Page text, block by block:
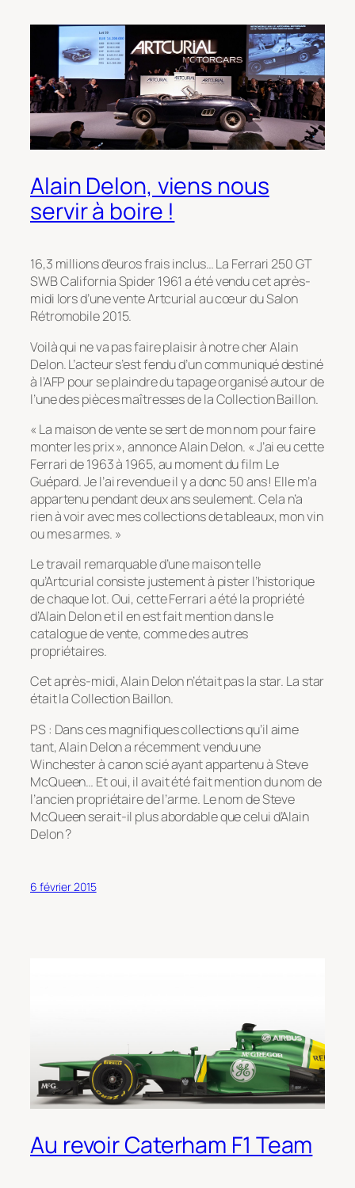
Alain Delon, viens nous
servir à boire !
16,3 millions d’euros frais inclus… La Ferrari 250 GT
SWB California Spider 1961 a été vendu cet après-
midi lors d’une vente Artcurial au cœur du Salon
Rétromobile 2015.
Voilà qui ne va pas faire plaisir à notre cher Alain
Delon. L’acteur s’est fendu d’un communiqué destiné
à l’AFP pour se plaindre du tapage organisé autour de
l’une des pièces maîtresses de la Collection Baillon.
« La maison de vente se sert de mon nom pour faire
monter les prix », annonce Alain Delon. « J’ai eu cette
Ferrari de 1963 à 1965, au moment du film Le
Guépard. Je l’ai revendue il y a donc 50 ans ! Elle m’a
appartenu pendant deux ans seulement. Cela n’a
rien à voir avec mes collections de tableaux, mon vin
ou mes armes. »
Le travail remarquable d’une maison telle
qu’Artcurial consiste justement à pister l’historique
de chaque lot. Oui, cette Ferrari a été la propriété
d’Alain Delon et il en est fait mention dans le
catalogue de vente, comme des autres
propriétaires.
Cet après-midi, Alain Delon n’était pas la star. La star
était la Collection Baillon.
PS : Dans ces magnifiques collections qu’il aime
tant, Alain Delon a récemment vendu une
Winchester à canon scié ayant appartenu à Steve
McQueen… Et oui, il avait été fait mention du nom de
l’ancien propriétaire de l’arme. Le nom de Steve
McQueen serait-il plus abordable que celui d’Alain
Delon ?
6 février 2015
Au revoir Caterham F1 Team